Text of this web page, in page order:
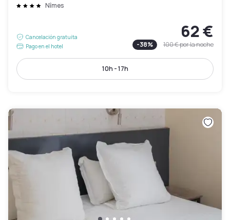
Nîmes
Cancelación gratuita
Pago en el hotel
62 €
-38% 100 €por la noche
10h - 17h